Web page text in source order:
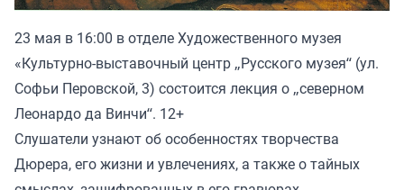
23 мая в 16:00 в отделе Художественного музея
«Культурно-выставочный центр „Русского музея“ (ул.
Софьи Перовской, 3) состоится лекция о „северном
Леонардо да Винчи“. 12+
Слушатели узнают об особенностях творчества
Дюрера, его жизни и увлечениях, а также о тайных